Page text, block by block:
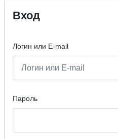
Вход
Логин или E-mail
Пароль